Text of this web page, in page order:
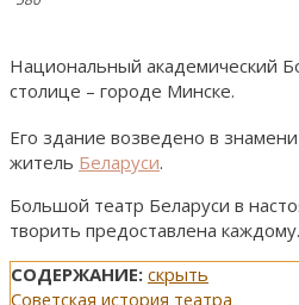
Национальный академический
столице – городе Минске.
Его здание возведено в
житель Беларуси.
Большой театр Беларуси в
творить предоставлена каждому.
СОДЕРЖАНИЕ: скрыть
Советская история театра